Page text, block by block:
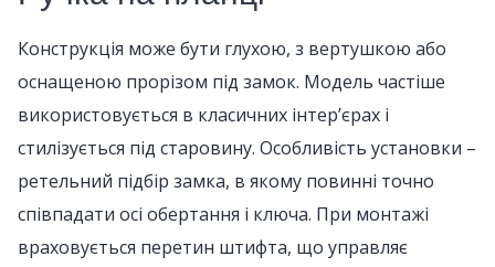
Конструкція може бути глухою, з вертушкою або
оснащеною прорізом під замок. Модель частіше
використовується в класичних інтер’єрах і
стилізується під старовину. Особливість установки –
ретельний підбір замка, в якому повинні точно
співпадати осі обертання і ключа. При монтажі
враховується перетин штифта, що управляє